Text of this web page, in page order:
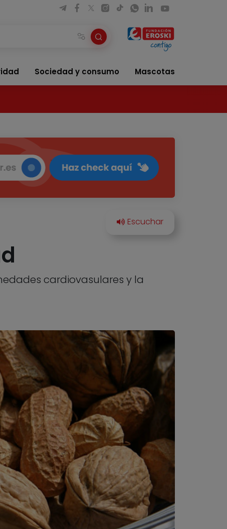
Sociedad y consumo Mascotas
cardiovasulares y la